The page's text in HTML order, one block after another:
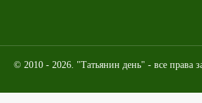
© 2010 - 2026. "Татьянин день" - все права